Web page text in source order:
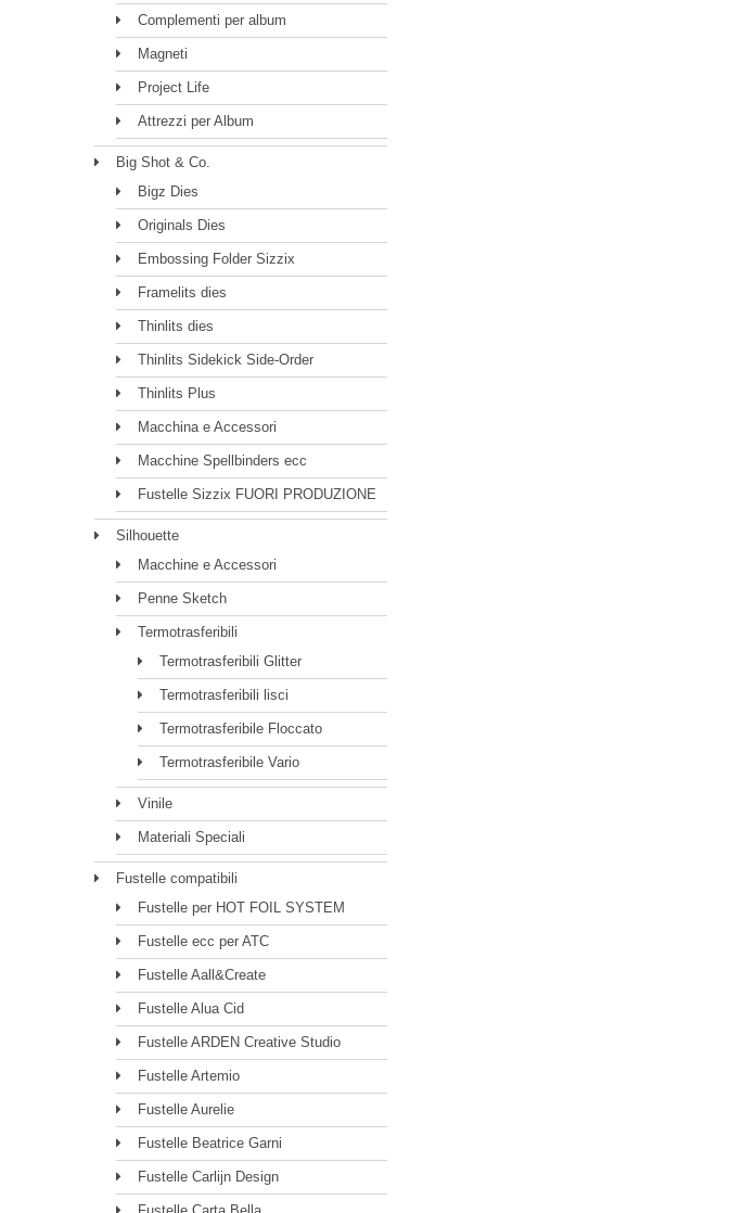
Complementi per album
Magneti
Project Life
Attrezzi per Album
Big Shot & Co.
Bigz Dies
Originals Dies
Embossing Folder Sizzix
Framelits dies
Thinlits dies
Thinlits Sidekick Side-Order
Thinlits Plus
Macchina e Accessori
Macchine Spellbinders ecc
Fustelle Sizzix FUORI PRODUZIONE
Silhouette
Macchine e Accessori
Penne Sketch
Termotrasferibili
Termotrasferibili Glitter
Termotrasferibili lisci
Termotrasferibile Floccato
Termotrasferibile Vario
Vinile
Materiali Speciali
Fustelle compatibili
Fustelle per HOT FOIL SYSTEM
Fustelle ecc per ATC
Fustelle Aall&Create
Fustelle Alua Cid
Fustelle ARDEN Creative Studio
Fustelle Artemio
Fustelle Aurelie
Fustelle Beatrice Garni
Fustelle Carlijn Design